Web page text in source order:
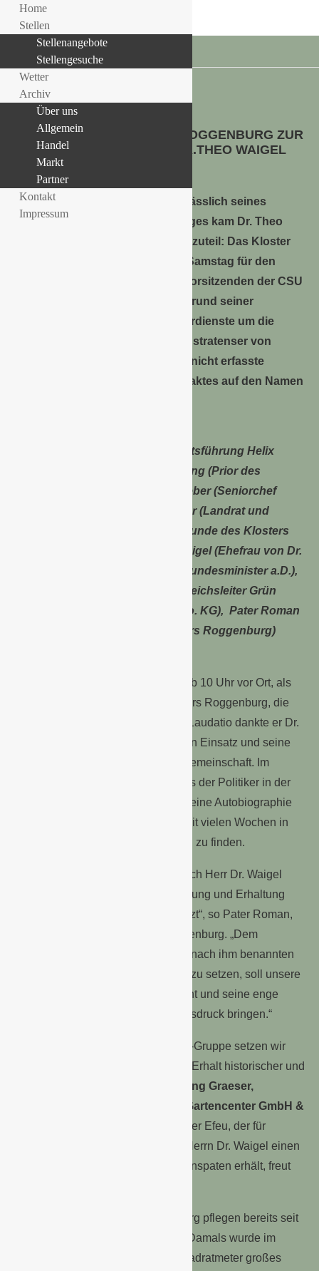
EFEUTAUFE IM KLOSTER ROGGENBURG ZUR
EHRUNG DES BM A.D. DR.THEO WAIGEL
Anlässlich seines
kürzlich gefeierten 80. Geburtstages kam Dr. Theo
Waigel nun eine besondere Ehre zuteil: Das Kloster
Roggenburg hielt vergangenen Samstag für den
Bundesminister a.D. und Ehrenvorsitzenden der CSU
eine feierliche Efeutaufe ab. Aufgrund seiner
besonderen und langjährigen Verdienste um die
Klostergemeinschaft der Prämonstratenser von
Roggenburg wurde eine bislang nicht erfasste
Efeusorte im Rahmen eines Festaktes auf den Namen
Bild v.l.n.r.: Hans Müller (Geschäftsführung Helix
Pflanzen GmbH), Pater Stefan Kling (Prior des
Klosters Roggenburg), Albert Weber (Seniorchef
Dehner), Thorsten Freudenberger (Landrat und
Vorsitzender des Vereins der Freunde des Klosters
Roggenburg), Dr. Irene Epple-Waigel (Ehefrau von Dr.
Theo Waigel), Dr. Theo Waigel (Bundesminister a.D.),
Wolfgang Graeser (Geschäftsbereichsleiter Grün
Dehner Gartencenter GmbH & Co. KG), Pater Roman
Löschinger (Provisor des Klosters Roggenburg)
Rund 120 geladene Gäste waren ab 10 Uhr vor Ort, als
Pater Stefan Kling, Prior des Klosters Roggenburg, die
Feierlichkeiten eröffnete. In seiner Laudatio dankte er Dr.
Theo Waigel für seinen langjährigen Einsatz und seine
Bemühungen rund um die Klostergemeinschaft. Im
Anschluss an die Namens-Taufe las der Politiker in der
Bibliothek aus seinen Memoiren. Seine Autobiographie
„Ehrlichkeit ist eine Währung“ ist seit vielen Wochen in
den Bestsellerlisten in Deutschland zu finden.
„Mit viel Herzblut und Tatkraft hat sich Herr Dr. Waigel
über Jahre hinweg für die Renovierung und Erhaltung
unseres Klostergebäudes eingesetzt“, so Pater Roman,
Leiter des Bildungszentrums Roggenburg. „Dem
Bundesminister a.D. nun mit einer nach ihm benannten
Efeusorte ein natürliches Denkmal zu setzen, soll unsere
Wertschätzung für sein Engagement und seine enge
Beziehung zu Roggenburg zum Ausdruck bringen.“
„Als Europas größte Garten-Center-Gruppe setzen wir
uns seit vielen Jahren aktiv für den Erhalt historischer und
Wolfang Graeser,
Bereichsleiter Grün der Dehner Gartencenter GmbH &
. „Die Entscheidung, dass der Efeu, der für
Freundschaft und Treue steht, mit Herrn Dr. Waigel einen
so prominenten bayerischen Namenspaten erhält, freut
Dehner und das Kloster Roggenburg pflegen bereits seit
2016 eine enge Zusammenarbeit. Damals wurde im
Meditationsgarten ein über 500 Quadratmeter großes
Home
Stellen
Stellenangebote
Stellengesuche
Wetter
Archiv
Über uns
Allgemein
Handel
Markt
Partner
Kontakt
Impressum